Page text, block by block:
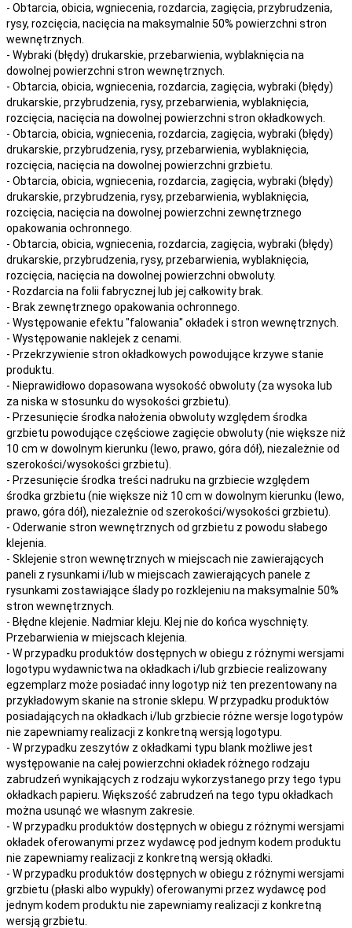
- Obtarcia, obicia, wgniecenia, rozdarcia, zagięcia, przybrudzenia,
rysy, rozcięcia, nacięcia na maksymalnie 50% powierzchni stron
wewnętrznych.
- Wybraki (błędy) drukarskie, przebarwienia, wyblaknięcia na
dowolnej powierzchni stron wewnętrznych.
- Obtarcia, obicia, wgniecenia, rozdarcia, zagięcia, wybraki (błędy)
drukarskie, przybrudzenia, rysy, przebarwienia, wyblaknięcia,
rozcięcia, nacięcia na dowolnej powierzchni stron okładkowych.
- Obtarcia, obicia, wgniecenia, rozdarcia, zagięcia, wybraki (błędy)
drukarskie, przybrudzenia, rysy, przebarwienia, wyblaknięcia,
rozcięcia, nacięcia na dowolnej powierzchni grzbietu.
- Obtarcia, obicia, wgniecenia, rozdarcia, zagięcia, wybraki (błędy)
drukarskie, przybrudzenia, rysy, przebarwienia, wyblaknięcia,
rozcięcia, nacięcia na dowolnej powierzchni zewnętrznego
opakowania ochronnego.
- Obtarcia, obicia, wgniecenia, rozdarcia, zagięcia, wybraki (błędy)
drukarskie, przybrudzenia, rysy, przebarwienia, wyblaknięcia,
rozcięcia, nacięcia na dowolnej powierzchni obwoluty.
- Rozdarcia na folii fabrycznej lub jej całkowity brak.
- Brak zewnętrznego opakowania ochronnego.
- Występowanie efektu "falowania" okładek i stron wewnętrznych.
- Występowanie naklejek z cenami.
- Przekrzywienie stron okładkowych powodujące krzywe stanie
produktu.
- Nieprawidłowo dopasowana wysokość obwoluty (za wysoka lub
za niska w stosunku do wysokości grzbietu).
- Przesunięcie środka nałożenia obwoluty względem środka
grzbietu powodujące częściowe zagięcie obwoluty (nie większe niż
10 cm w dowolnym kierunku (lewo, prawo, góra dół), niezależnie od
szerokości/wysokości grzbietu).
- Przesunięcie środka treści nadruku na grzbiecie względem
środka grzbietu (nie większe niż 10 cm w dowolnym kierunku (lewo,
prawo, góra dół), niezależnie od szerokości/wysokości grzbietu).
- Oderwanie stron wewnętrznych od grzbietu z powodu słabego
klejenia.
- Sklejenie stron wewnętrznych w miejscach nie zawierających
paneli z rysunkami i/lub w miejscach zawierających panele z
rysunkami zostawiające ślady po rozklejeniu na maksymalnie 50%
stron wewnętrznych.
- Błędne klejenie. Nadmiar kleju. Klej nie do końca wyschnięty.
Przebarwienia w miejscach klejenia.
- W przypadku produktów dostępnych w obiegu z różnymi wersjami
logotypu wydawnictwa na okładkach i/lub grzbiecie realizowany
egzemplarz może posiadać inny logotyp niż ten prezentowany na
przykładowym skanie na stronie sklepu. W przypadku produktów
posiadających na okładkach i/lub grzbiecie różne wersje logotypów
nie zapewniamy realizacji z konkretną wersją logotypu.
- W przypadku zeszytów z okładkami typu blank możliwe jest
występowanie na całej powierzchni okładek różnego rodzaju
zabrudzeń wynikających z rodzaju wykorzystanego przy tego typu
okładkach papieru. Większość zabrudzeń na tego typu okładkach
można usunąć we własnym zakresie.
- W przypadku produktów dostępnych w obiegu z różnymi wersjami
okładek oferowanymi przez wydawcę pod jednym kodem produktu
nie zapewniamy realizacji z konkretną wersją okładki.
- W przypadku produktów dostępnych w obiegu z różnymi wersjami
grzbietu (płaski albo wypukły) oferowanymi przez wydawcę pod
jednym kodem produktu nie zapewniamy realizacji z konkretną
wersją grzbietu.